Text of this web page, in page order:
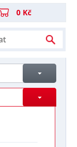
0 Kč